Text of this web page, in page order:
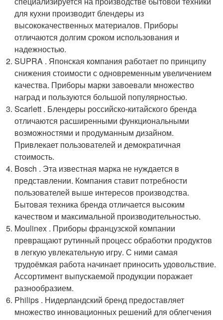
для кухни производит блендеры из
высококачественных материалов. Приборы
отличаются долгим сроком использования и
надежностью.
SUPRA . Японская компания работает по принципу
снижения стоимости с одновременным увеличением
качества. Приборы марки завоевали множество
наград и пользуются большой популярностью.
Scarlett . Блендеры российско-китайского бренда
отличаются расширенными функциональными
возможностями и продуманным дизайном.
Привлекает пользователей и демократичная
стоимость.
Bosch . Эта известная марка не нуждается в
представлении. Компания ставит потребности
пользователей выше интересов производства.
Бытовая техника бренда отличается высоким
качеством и максимальной производительностью.
Moulinex . Приборы французской компании
превращают рутинный процесс обработки продуктов
в легкую увлекательную игру. С ними самая
трудоёмкая работа начинает приносить удовольствие.
Ассортимент выпускаемой продукции поражает
разнообразием.
Philips . Нидерландский бренд предоставляет
множество инновационных решений для облегчения